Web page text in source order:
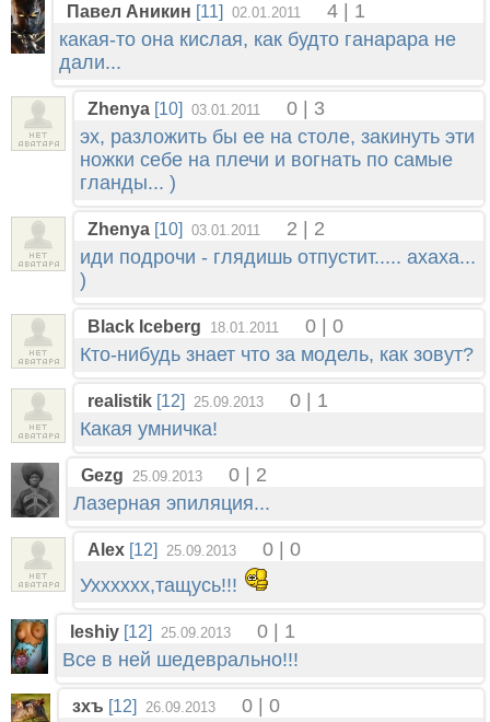
Павел Аникин [11] 02.01.2011
4 | 1
какая-то она кислая, как будто ганарара не
дали...
Zhenya [10] 03.01.2011
0 | 3
эх, разложить бы ее на столе, закинуть эти
ножки себе на плечи и вогнать по самые
гланды... )
Zhenya [10] 03.01.2011
2 | 2
иди подрочи - глядишь отпустит..... ахаха...
)
Black Iceberg 18.01.2011
0 | 0
Кто-нибудь знает что за модель, как зовут?
realistik [12] 25.09.2013
0 | 1
Какая умничка!
Gezg 25.09.2013
0 | 2
Лазерная эпиляция...
Alex [12] 25.09.2013
0 | 0
Ухххххх,тащусь!!!
leshiy [12] 25.09.2013
0 | 1
Все в ней шедеврально!!!
зхъ [12] 26.09.2013
0 | 0